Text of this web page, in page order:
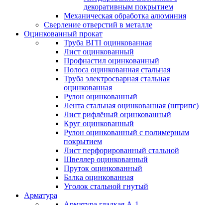
декоративным покрытием
Механическая обработка алюминия
Сверление отверстий в металле
Оцинкованный прокат
Труба ВГП оцинкованная
Лист оцинкованный
Профнастил оцинкованный
Полоса оцинкованная стальная
Труба электросварная стальная
оцинкованная
Рулон оцинкованный
Лента стальная оцинкованная (штрипс)
Лист рифлёный оцинкованный
Круг оцинкованный
Рулон оцинкованный с полимерным
покрытием
Лист перфорированный стальной
Швеллер оцинкованный
Пруток оцинкованный
Балка оцинкованная
Уголок стальной гнутый
Арматура